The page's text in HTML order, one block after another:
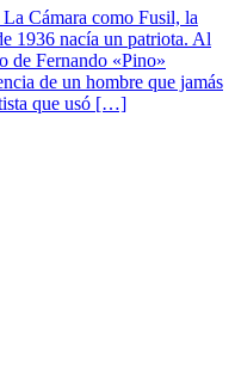
Cámara como Fusil, la
1936 nacía un patriota. Al
de Fernando «Pino»
de un hombre que jamás
que usó […]